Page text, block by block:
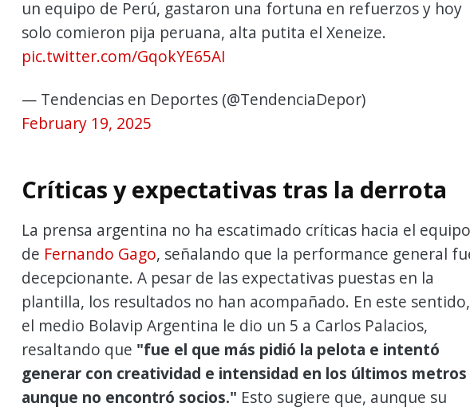
un equipo de Perú, gastaron una fortuna en refuerzos y hoy
solo comieron pija peruana, alta putita el Xeneize.
pic.twitter.com/GqokYE65AI
— Tendencias en Deportes (@TendenciaDepor)
February 19, 2025
Críticas y expectativas tras la derrota
La prensa argentina no ha escatimado críticas hacia el equipo
de Fernando Gago, señalando que la performance general
decepcionante. A pesar de las expectativas puestas en la
plantilla, los resultados no han acompañado. En este sentido,
el medio Bolavip Argentina le dio un 5 a Carlos Palacios,
resaltando que "fue el que más pidió la pelota e intentó
generar con creatividad e intensidad en los últimos metros
aunque no encontró socios." Esto sugiere que, aunque su